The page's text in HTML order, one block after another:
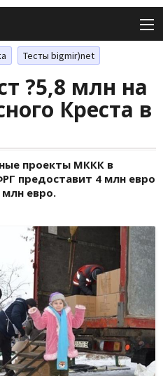
Тесты bigmir)net
?5,8 млн на
Креста в
проекты МККК в
предоставит 4 млн евро
евро.